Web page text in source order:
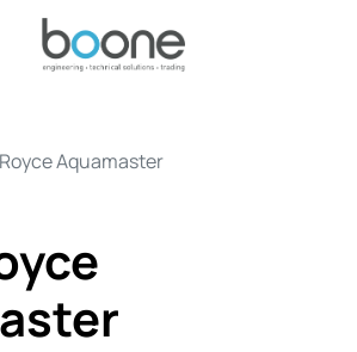
Aquamaster